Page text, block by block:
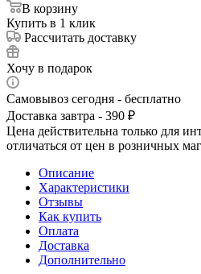
В корзину
Купить в 1 клик
Рассчитать доставку
Хочу в подарок
Самовывоз сегодня - бесплатно
Доставка завтра - 390 ₽
Цена действительна только для
отличаться от цен в розничных
Описание
Характеристики
Отзывы
Как купить
Оплата
Доставка
Дополнительно